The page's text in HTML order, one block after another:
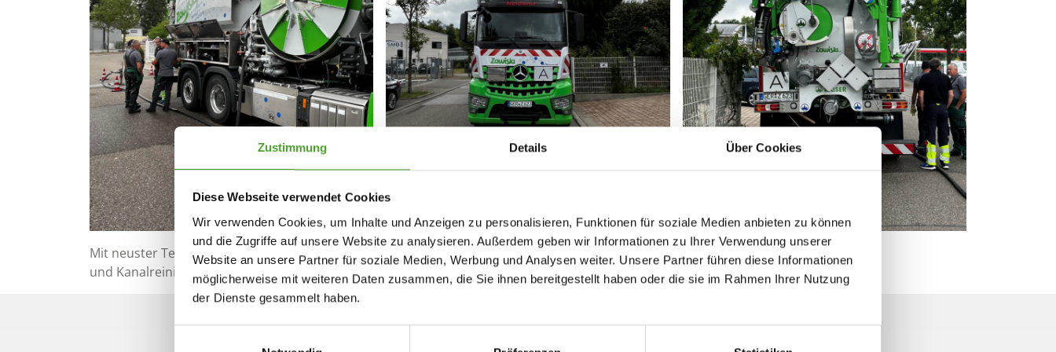
Zustimmung Details Über Cookies
Diese Webseite verwendet Cookies
Wir verwenden Cookies, um Inhalte und Anzeigen zu personalisieren, Funktionen für soziale Medien anbieten zu können
und die Zugriffe auf unsere Website zu analysieren. Außerdem geben wir Informationen zu Ihrer Verwendung unserer
Website an unsere Partner für soziale Medien, Werbung und Analysen weiter. Unsere Partner führen diese Informationen
möglicherweise mit weiteren Daten zusammen, die Sie ihnen bereitgestellt haben oder die sie im Rahmen Ihrer Nutzung
der Dienste gesammelt haben.
Industriereinigung
Im industriellen Reinigungsbereich
ist es besonders wichtig, die
Aufgaben wirtschaftlich und
termingerecht abzuwickeln
Entsorgung
Unsere Spezialfahrzeuge sind Tag
und Nacht einsatzbereit
Rattensperre
Wir sichern Ihre Kanalisation vor
Ratten und verlängern die
Lebensdauer des Abwasserkanals
Gebäudereinigung
Saubere und gepflegte Gebäude
sind die Grundlage für einen
positiven ersten Eindruck.
Mit neuster Technik können mit der Hilfe von Kaiser viele Probleme innerhalb der Rohr-
und Kanalreinigung einfach gelöst werden.